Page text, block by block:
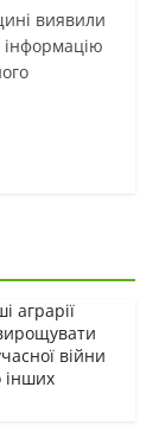
виявили
аграрії
війни
інших